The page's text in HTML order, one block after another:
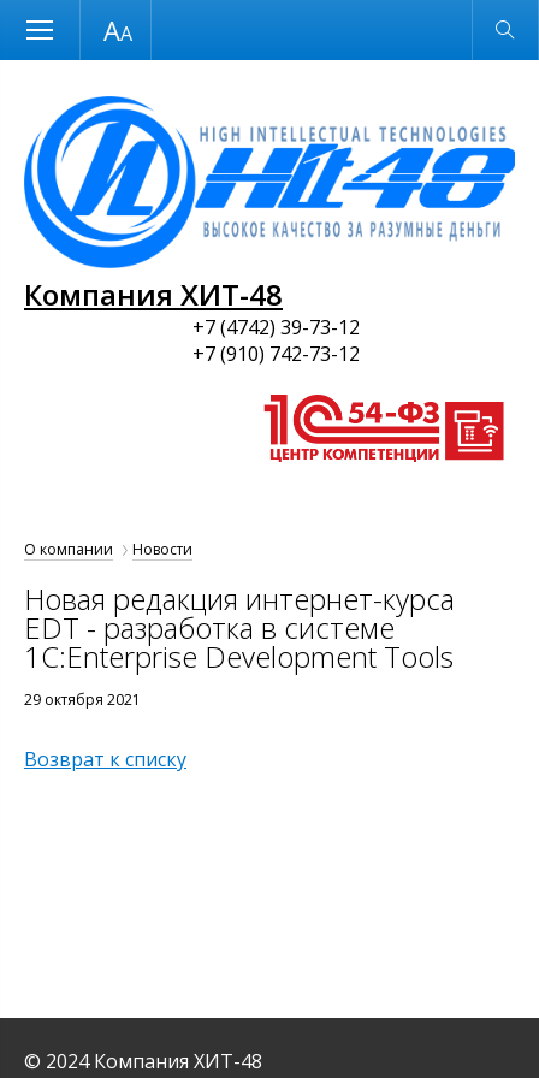
Размер шрифта Обычная версия
Компания ХИТ-48
+7 (4742) 39-73-12
+7 (910) 742-73-12
О компании Новости
Новая редакция интернет-курса
EDT - разработка в системе
1C:Enterprise Development Tools
29 октября 2021
Возврат к списку
© 2024 Компания ХИТ-48